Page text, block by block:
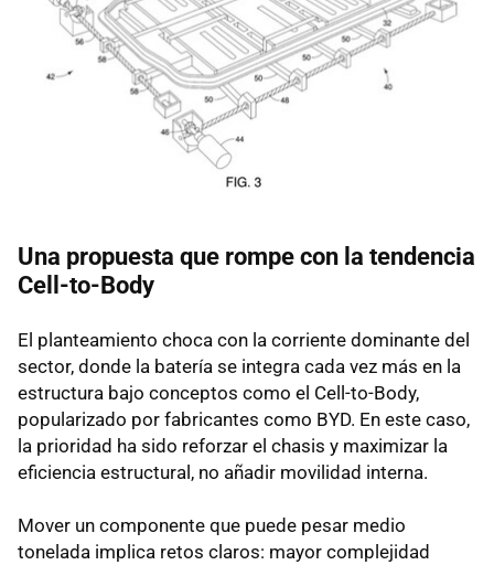
Una propuesta que rompe con la tendencia
Cell-to-Body
El planteamiento choca con la corriente dominante del
sector, donde la batería se integra cada vez más en la
estructura bajo conceptos como el Cell-to-Body,
popularizado por fabricantes como BYD. En este caso,
la prioridad ha sido reforzar el chasis y maximizar la
eficiencia estructural, no añadir movilidad interna.
Mover un componente que puede pesar medio
tonelada implica retos claros: mayor complejidad